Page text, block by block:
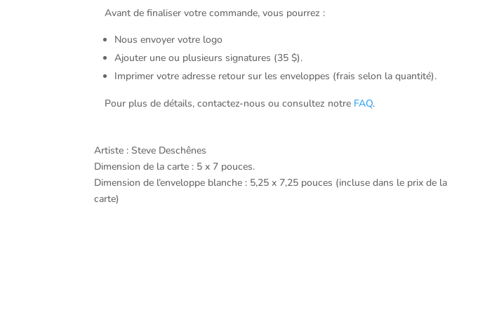
Avant de finaliser votre commande, vous pourrez :
Nous envoyer votre logo
Ajouter une ou plusieurs signatures (35 $).
Imprimer votre adresse retour sur les enveloppes (frais selon la quantité).
Pour plus de détails, contactez-nous ou consultez notre FAQ.
Artiste : Steve Deschênes
Dimension de la carte : 5 x 7 pouces.
Dimension de l’enveloppe blanche : 5,25 x 7,25 pouces (incluse dans le prix de la
carte)